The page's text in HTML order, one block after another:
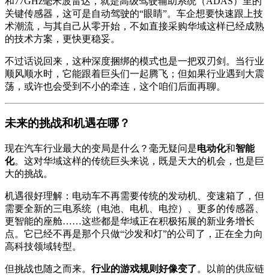
关键传感器，这可是自动驾驶的“眼睛”。车企想要快速跟上技
术潮流，与其自己从零开始，不如直接采购华域这样已经成熟
的技术方案，更快更稳妥。
不过话说回来，这种深度捆绑的模式也是一把双刃剑。当行业
顺风顺水时，它能跟着巨头们一起腾飞；但如果行业遇到大震
荡，或许也会受到不小的牵连，这个咱们后面再聊。
未来的挑战和机遇在哪？
现在汽车行业最大的变局是什么？毫无疑问是电动化和智能
化。这对华域这样的传统巨头来说，既是天大的机会，也是巨
大的挑战。
机遇很好理解：电动车不再需要传统的发动机、变速箱了，但
需要全新的三电系统（电池、电机、电控）、更多的传感器、
更智能的座舱……这些都是华域正在积极拓展的新业务增长
点。它已经不再是那个只做“沙发和灯”的公司了，正在全力向
高科技领域转型。
但挑战也随之而来。 行业的游戏规则好像变了。以前的供应链